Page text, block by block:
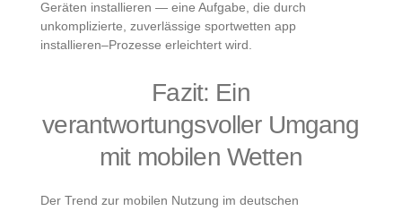
Geräten installieren — eine Aufgabe, die durch
unkomplizierte, zuverlässige sportwetten app
installieren–Prozesse erleichtert wird.
Fazit: Ein
verantwortungsvoller Umgang
mit mobilen Wetten
Der Trend zur mobilen Nutzung im deutschen